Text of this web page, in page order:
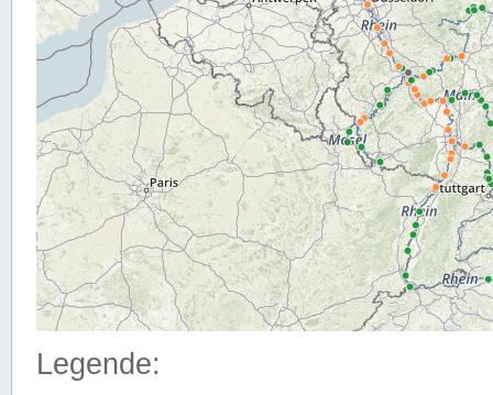
Legende: